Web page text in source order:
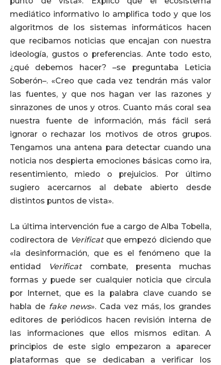
mediático informativo lo amplifica todo y que los
algoritmos de los sistemas informáticos hacen
que recibamos noticias que encajan con nuestra
ideología, gustos o preferencias. Ante todo esto,
¿qué debemos hacer? –se preguntaba Leticia
Soberón–. «Creo que cada vez tendrán más valor
las fuentes, y que nos hagan ver las razones y
sinrazones de unos y otros. Cuanto más coral sea
nuestra fuente de información, más fácil será
ignorar o rechazar los motivos de otros grupos.
Tengamos una antena para detectar cuando una
noticia nos despierta emociones básicas como ira,
resentimiento, miedo o prejuicios. Por último
sugiero acercarnos al debate abierto desde
distintos puntos de vista».
La última intervención fue a cargo de Alba Tobella,
codirectora de Verificatque empezó diciendo que
«la desinformación, que es el fenómeno que la
entidad Verificat combate, presenta muchas
formas y puede ser cualquier noticia que circula
por Internet, que es la palabra clave cuando se
habla de fake news». Cada vez más, los grandes
editores de periódicos hacen revisión interna de
las informaciones que ellos mismos editan. A
principios de este siglo empezaron a aparecer
plataformas que se dedicaban a verificar los